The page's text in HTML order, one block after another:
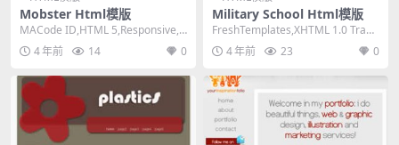
Mobster Html模版
MACode ID,HTML 5,Responsive,
Mixed Colum...
4 年前 14 0
Military School Html模版
FreshTemplates,XHTML 1.0 Trans
itional,Fi...
4 年前 23 0